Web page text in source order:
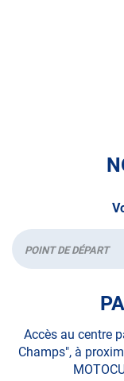
N’attendez plus
véhicule : Prenez
Départ
Accès au centre
Champs", à